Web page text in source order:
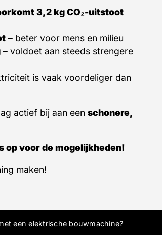
3,2 kg CO₂-uitstoot
– beter voor mens en milieu
– voldoet aan steeds strengere
is vaak voordeliger dan
actief bij aan een schonere,
op voor de mogelijkheden!
maken!
een elektrische bouwmachine?